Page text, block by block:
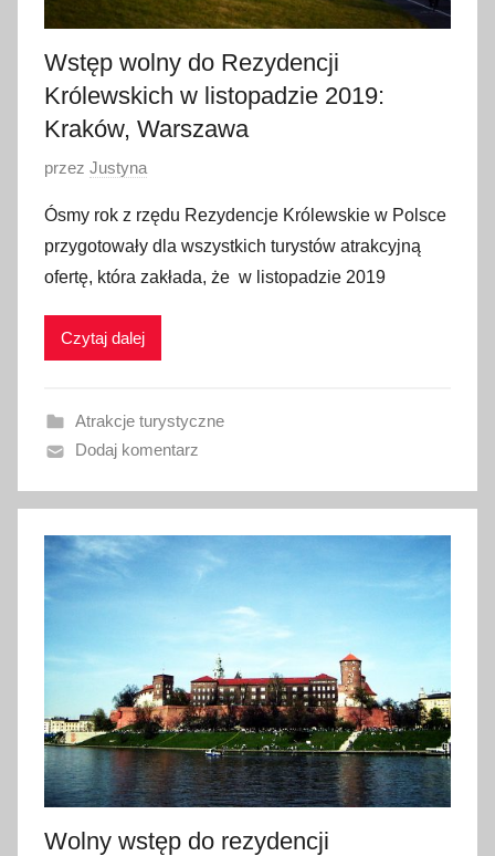
0
1
Wstęp wolny do Rezydencji
Królewskich w listopadzie 2019:
Kraków, Warszawa
O
u
b
l
i
a
n
2
2
a
d
i
e
r
n
i
przez Justyna
Ósmy rok z rzędu Rezydencje Królewskie w Polsce
przygotowały dla wszystkich turystów atrakcyjną
ofertę, która zakłada, że w listopadzie 2019
Czytaj dalej
Atrakcje turystyczne
Dodaj komentarz
Wolny wstęp do rezydencji